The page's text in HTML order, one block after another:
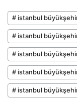
# istanbul
# istanbul
# istanbul
# istanbul
# istanbul